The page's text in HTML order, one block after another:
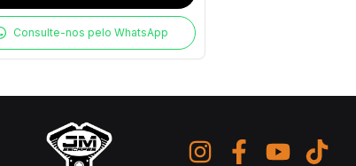
Consulte-nos pelo WhatsApp